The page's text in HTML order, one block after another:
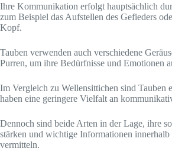
Ihre Kommunikation erfolgt hauptsächlich
zum Beispiel das Aufstellen des Gefieders
Kopf.
Tauben verwenden auch verschiedene
Purren, um ihre Bedürfnisse und Emotionen
Im Vergleich zu Wellensittichen sind Tauben
haben eine geringere Vielfalt an
Dennoch sind beide Arten in der Lage, ihre
stärken und wichtige Informationen
vermitteln.